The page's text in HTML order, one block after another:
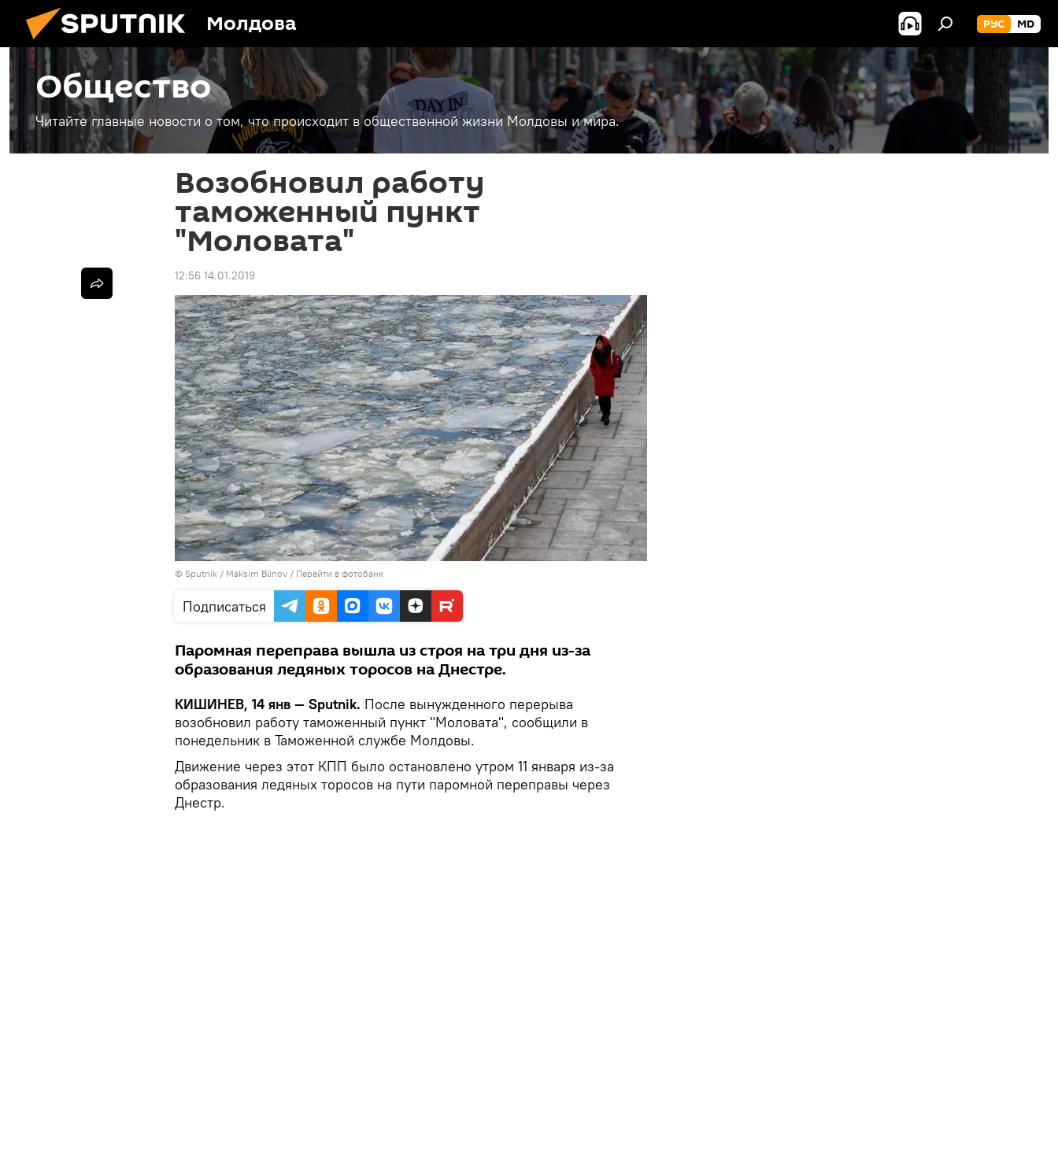
Молдова РУС MD
Общество
Читайте главные новости о том, что происходит в общественной жизни Молдовы и мира.
Возобновил работу
таможенный пункт
"Моловата"
12:56 14.01.2019
© Sputnik / Maksim Blinov / Перейти в фотобанк
Подписаться
Паромная переправа вышла из строя на три дня из-за
образования ледяных торосов на Днестре.
КИШИНЕВ, 14 янв — Sputnik. После вынужденного перерыва
возобновил работу таможенный пункт "Моловата", сообщили в
понедельник в Таможенной службе Молдовы.
Движение через этот КПП было остановлено утром 11 января из-за
образования ледяных торосов на пути паромной переправы через
Днестр.